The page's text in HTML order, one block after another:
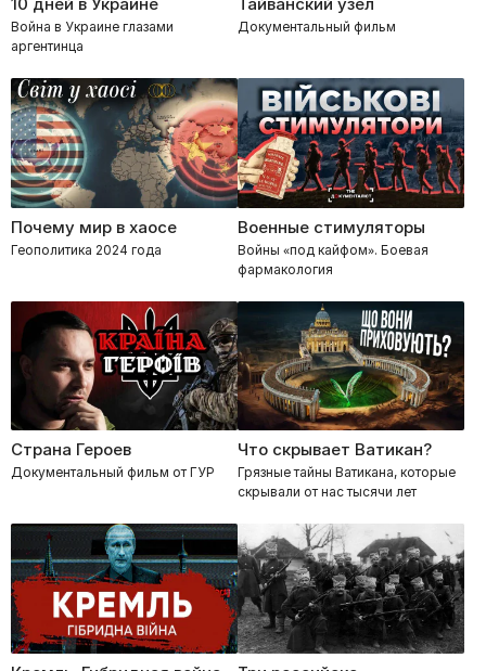
10 дней в Украине
Война в Украине глазами
аргентинца
Тайванский узел
Документальный фильм
Почему мир в хаосе
Геополитика 2024 года
Военные стимуляторы
Войны «под кайфом». Боевая
фармакология
Страна Героев
Документальный фильм от ГУР
Что скрывает Ватикан?
Грязные тайны Ватикана, которые
скрывали от нас тысячи лет